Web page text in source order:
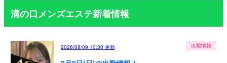
溝の口メンズエステ新着情報
出勤情報
2026/08/09 10:30 更新